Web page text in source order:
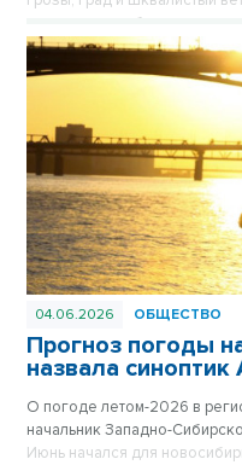
параллельно объявлено
аномальной жары и
04.06.2026 ОБЩЕСТВО
Прогноз погоды
назвала
О погоде летом-2026 в
начальник Западно-
Июнь начался для